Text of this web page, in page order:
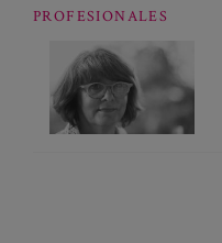
PROFESIONALES